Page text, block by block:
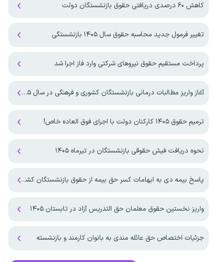
کاهش ۶۰ درصدی دریافتی حقوق بازنشستگان دولت
تغییر فرمول جدید محاسبه حقوق سال ۱۴۰۵ بازنشستگی
پرداخت مستقیم حقوق نیروهای شرکتی وارد فاز اجرا شد
آغاز واریز مطالبات درمانی بازنشستگان کشوری و فرهنگی در سال ۱۴۰۵
ترمیم حقوق ۱۴۰۵ کارکنان دولت با اجرای فوق العاده خاص!
نحوه دریافت فیش حقوقی بازنشستگان در تیرماه ۱۴۰۵
پاسخ بیمه دی به ابهامات کسر حق بیمه از حقوق بازنشستگان کشوری
واریز نخستین حقوق معلمان حق التدریس آزاد در تابستان ۱۴۰۵
جزئیات اختصاص حق عائله مندی به بانوان کارمند و بازنشسته